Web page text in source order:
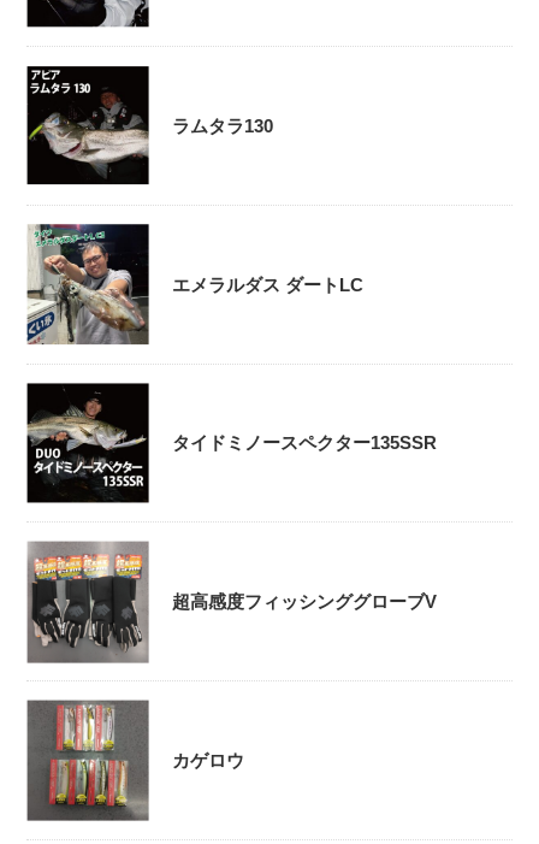
ラムタラ130
エメラルダス ダートLC
タイドミノースペクター135SSR
超高感度フィッシンググローブV
カゲロウ